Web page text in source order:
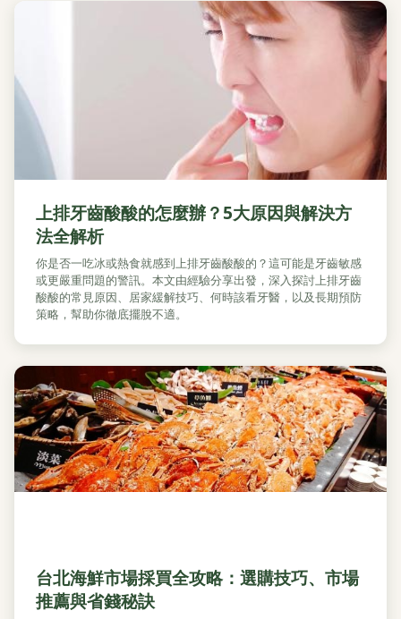
上排牙齒酸酸的怎麼辦？5大原因與解決方
法全解析
你是否一吃冰或熱食就感到上排牙齒酸酸的？這可能是牙齒敏感
或更嚴重問題的警訊。本文由經驗分享出發，深入探討上排牙齒
酸酸的常見原因、居家緩解技巧、何時該看牙醫，以及長期預防
策略，幫助你徹底擺脫不適。
台北海鮮市場採買全攻略：選購技巧、市場
推薦與省錢秘訣